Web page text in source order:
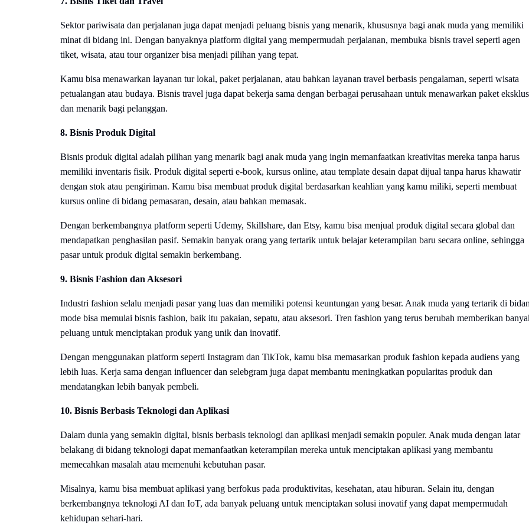
Sektor pariwisata dan perjalanan juga dapat menjadi peluang bisnis yang menarik, khususnya bagi anak muda yang memiliki
minat di bidang ini. Dengan banyaknya platform digital yang mempermudah perjalanan, membuka bisnis travel seperti agen
tiket, wisata, atau tour organizer bisa menjadi pilihan yang tepat.
Kamu bisa menawarkan layanan tur lokal, paket perjalanan, atau bahkan layanan travel berbasis pengalaman, seperti wisata
petualangan atau budaya. Bisnis travel juga dapat bekerja sama dengan berbagai perusahaan untuk menawarkan paket
dan menarik bagi pelanggan.
8. Bisnis Produk Digital
Bisnis produk digital adalah pilihan yang menarik bagi anak muda yang ingin memanfaatkan kreativitas mereka tanpa harus
memiliki inventaris fisik. Produk digital seperti e-book, kursus online, atau template desain dapat dijual tanpa harus khawatir
dengan stok atau pengiriman. Kamu bisa membuat produk digital berdasarkan keahlian yang kamu miliki, seperti membuat
kursus online di bidang pemasaran, desain, atau bahkan memasak.
Dengan berkembangnya platform seperti Udemy, Skillshare, dan Etsy, kamu bisa menjual produk digital secara global dan
mendapatkan penghasilan pasif. Semakin banyak orang yang tertarik untuk belajar keterampilan baru secara online, sehingga
pasar untuk produk digital semakin berkembang.
9. Bisnis Fashion dan Aksesori
Industri fashion selalu menjadi pasar yang luas dan memiliki potensi keuntungan yang besar. Anak muda yang tertarik di
mode bisa memulai bisnis fashion, baik itu pakaian, sepatu, atau aksesori. Tren fashion yang terus berubah memberikan
peluang untuk menciptakan produk yang unik dan inovatif.
Dengan menggunakan platform seperti Instagram dan TikTok, kamu bisa memasarkan produk fashion kepada audiens yang
lebih luas. Kerja sama dengan influencer dan selebgram juga dapat membantu meningkatkan popularitas produk dan
mendatangkan lebih banyak pembeli.
10. Bisnis Berbasis Teknologi dan Aplikasi
Dalam dunia yang semakin digital, bisnis berbasis teknologi dan aplikasi menjadi semakin populer. Anak muda dengan latar
belakang di bidang teknologi dapat memanfaatkan keterampilan mereka untuk menciptakan aplikasi yang membantu
memecahkan masalah atau memenuhi kebutuhan pasar.
Misalnya, kamu bisa membuat aplikasi yang berfokus pada produktivitas, kesehatan, atau hiburan. Selain itu, dengan
berkembangnya teknologi AI dan IoT, ada banyak peluang untuk menciptakan solusi inovatif yang dapat mempermudah
kehidupan sehari-hari.